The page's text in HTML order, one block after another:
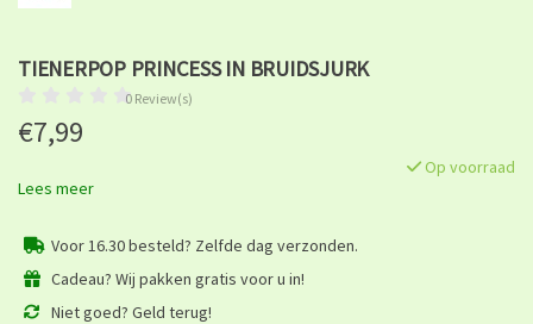
TIENERPOP PRINCESS IN BRUIDSJURK
0 Review(s)
€7,99
Op voorraad
Lees meer
Voor 16.30 besteld? Zelfde dag verzonden.
Cadeau? Wij pakken gratis voor u in!
Niet goed? Geld terug!